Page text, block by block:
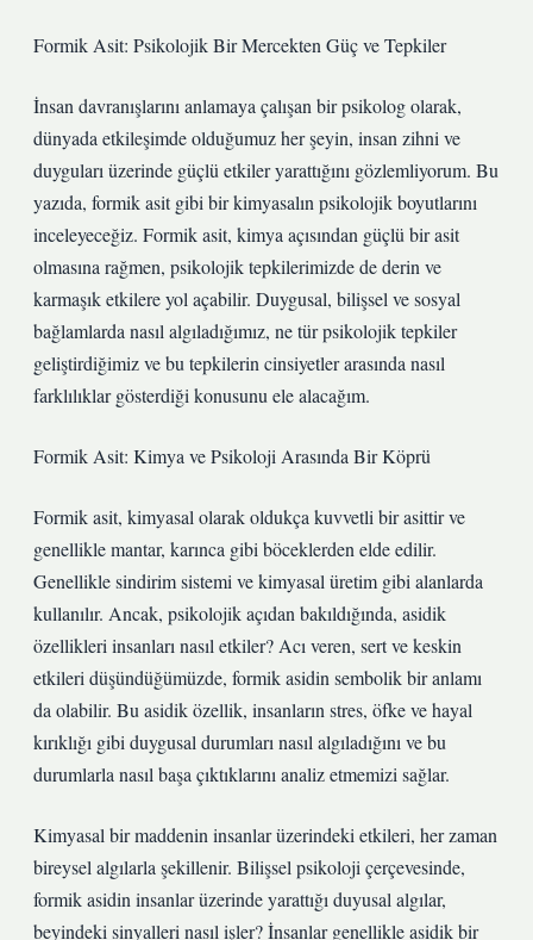
Formik Asit: Psikolojik Bir Mercekten Güç ve Tepkiler
İnsan davranışlarını anlamaya çalışan bir psikolog olarak,
dünyada etkileşimde olduğumuz her şeyin, insan zihni ve
duyguları üzerinde güçlü etkiler yarattığını gözlemliyorum. Bu
yazıda, formik asit gibi bir kimyasalın psikolojik boyutlarını
inceleyeceğiz. Formik asit, kimya açısından güçlü bir asit
olmasına rağmen, psikolojik tepkilerimizde de derin ve
karmaşık etkilere yol açabilir. Duygusal, bilişsel ve sosyal
bağlamlarda nasıl algıladığımız, ne tür psikolojik tepkiler
geliştirdiğimiz ve bu tepkilerin cinsiyetler arasında nasıl
farklılıklar gösterdiği konusunu ele alacağım.
Formik Asit: Kimya ve Psikoloji Arasında Bir Köprü
Formik asit, kimyasal olarak oldukça kuvvetli bir asittir ve
genellikle mantar, karınca gibi böceklerden elde edilir.
Genellikle sindirim sistemi ve kimyasal üretim gibi alanlarda
kullanılır. Ancak, psikolojik açıdan bakıldığında, asidik
özellikleri insanları nasıl etkiler? Acı veren, sert ve keskin
etkileri düşündüğümüzde, formik asidin sembolik bir anlamı
da olabilir. Bu asidik özellik, insanların stres, öfke ve hayal
kırıklığı gibi duygusal durumları nasıl algıladığını ve bu
durumlarla nasıl başa çıktıklarını analiz etmemizi sağlar.
Kimyasal bir maddenin insanlar üzerindeki etkileri, her zaman
bireysel algılarla şekillenir. Bilişsel psikoloji çerçevesinde,
formik asidin insanlar üzerinde yarattığı duyusal algılar,
beyindeki sinyalleri nasıl işler? İnsanlar genellikle asidik bir